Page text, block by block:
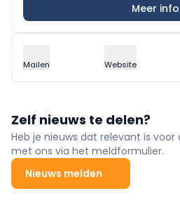
Meer info
Mailen Website
Zelf nieuws te delen?
Heb je nieuws dat relevant is
met ons via het meldformulier.
Nieuws melden